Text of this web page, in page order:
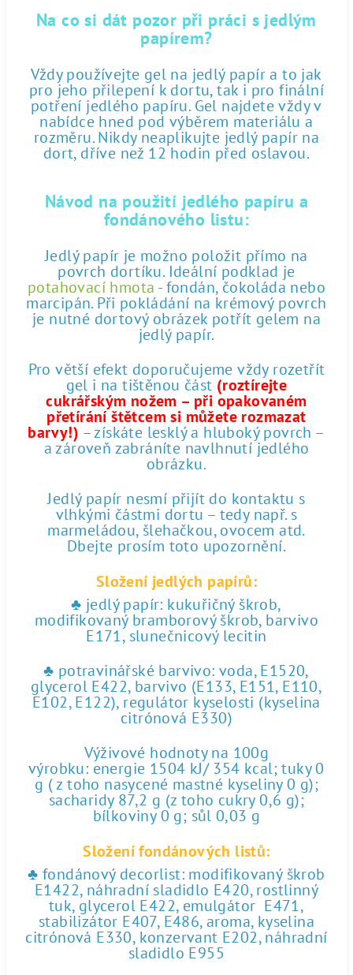
Na co si dát pozor při práci s jedlým
papírem?
Vždy používejte gel na jedlý papír a to jak
pro jeho přilepení k dortu, tak i pro finální
potření jedlého papíru. Gel najdete vždy v
nabídce hned pod výběrem materiálu a
rozměru. Nikdy neaplikujte jedlý papír na
dort, dříve než 12 hodin před oslavou.
Návod na použití jedlého papíru a
fondánového listu:
Jedlý papír je možno položit přímo na
povrch dortíku. Ideální podklad je
potahovací hmota - fondán, čokoláda nebo
marcipán. Při pokládání na krémový povrch
je nutné dortový obrázek potřít gelem na
jedlý papír.
Pro větší efekt doporučujeme vždy rozetřít
gel i na tištěnou část (roztírejte
cukrářským nožem – při opakovaném
přetírání štětcem si můžete rozmazat
barvy!) – získáte lesklý a hluboký povrch –
a zároveň zabráníte navlhnutí jedlého
obrázku.
Jedlý papír nesmí přijít do kontaktu s
vlhkými částmi dortu – tedy např. s
marmeládou, šlehačkou, ovocem atd.
Dbejte prosím toto upozornění.
Složení jedlých papírů:
♣ jedlý papír: kukuřičný škrob,
modifikovaný bramborový škrob, barvivo
E171, slunečnicový lecitin
♣ potravinářské barvivo: voda, E1520,
glycerol E422, barvivo (E133, E151, E110,
E102, E122), regulátor kyselosti (kyselina
citrónová E330)
Výživové hodnoty na 100g
výrobku: energie 1504 kJ/ 354 kcal; tuky 0
g ( z toho nasycené mastné kyseliny 0 g);
sacharidy 87,2 g (z toho cukry 0,6 g);
bílkoviny 0 g; sůl 0,03 g
Složení fondánových listů:
♣ fondánový decorlist: modifikovaný škrob
E1422, náhradní sladidlo E420, rostlinný
tuk, glycerol E422, emulgátor E471,
stabilizátor E407, E486, aroma, kyselina
citrónová E330, konzervant E202, náhradní
sladidlo E955